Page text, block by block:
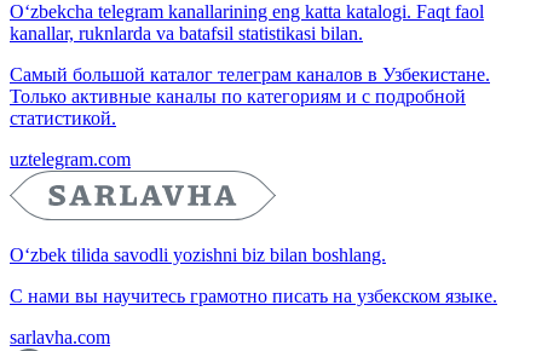
O‘zbekcha telegram kanallarining eng katta katalogi. Faqt faol
kanallar, ruknlarda va batafsil statistikasi bilan.
Самый большой каталог телеграм каналов в Узбекистане.
Только активные каналы по категориям и с подробной
статистикой.
uztelegram.com
O‘zbek tilida savodli yozishni biz bilan boshlang.
С нами вы научитесь грамотно писать на узбекском языке.
sarlavha.com